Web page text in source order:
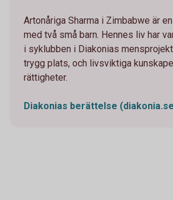
Artonåriga Sharma i Zimbabwe är
med två små barn. Hennes liv har
i syklubben i Diakonias
trygg plats, och livsviktiga
rättigheter.
Diakonias berättelse